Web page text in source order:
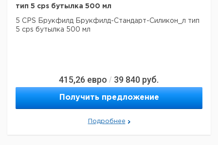
тип 5 cps бутылка 500 мл
5 CPS Брукфилд Брукфилд-Стандарт-Силикон_л тип
5 cps бутылка 500 мл
415,26 евро / 39 840 руб.
Получить предложение
Подробнее